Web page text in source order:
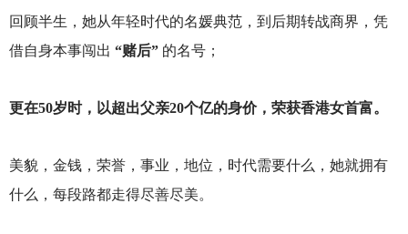
回顾半生，她从年轻时代的名媛典范，到后期转战商界，凭
借自身本事闯出 “赌后”的名号；
更在50岁时，以超出父亲20个亿的身价，荣获香港女首富。
美貌，金钱，荣誉，事业，地位，时代需要什么，她就拥有
什么，每段路都走得尽善尽美。